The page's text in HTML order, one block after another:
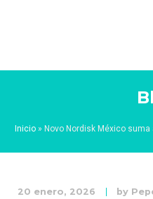
Inicio» Novo Nordisk México
20 enero, 2026 by